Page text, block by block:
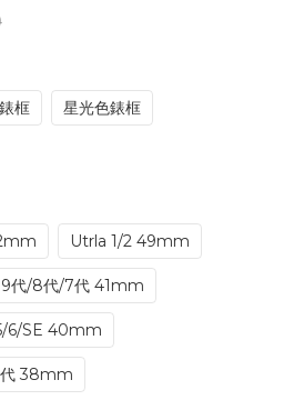
框 星光色錶框
Utrla 1/2 49mm
9代/8代/7代 41mm
6/SE 40mm
38mm